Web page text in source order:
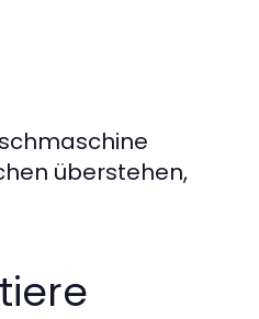
überstehen,